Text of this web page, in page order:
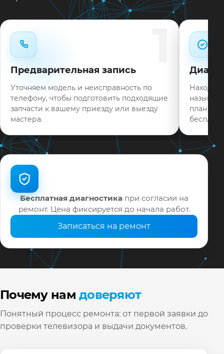
Типовые неисправности при наличии деталей
Нужен ремонт LG 55UF853V в Краснодаре?
Оставьте заявку или позвоните: укажите
симптомы — подскажем ориентир по сроку и
запишем на диагностику в мастерской или с
выездом на дом.
На выполненные работы выдаём документы и
гарантию до 12 месяцев.
Предварительная запись
Уточняем модель и неисправность по
телефону, чтобы подготовить подходящие
запчасти к вашему приезду или выезду
мастера.
Находим
план
Бесплатная диагностика при согласии на
ремонт. Цена фиксируется до начала работ.
Записаться на ремонт
Почему намдоверяют
Понятный процесс ремонта: от первой заявки до
проверки телевизора и выдачи документов.